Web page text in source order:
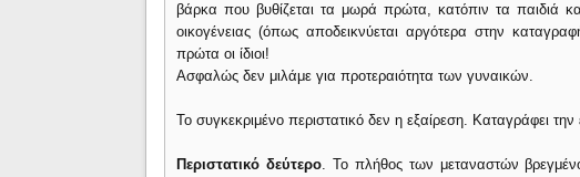
βάρκα που βυθίζεται τα μωρά πρώτα, κατόπιν τα παιδιά
οικογένειας (όπως αποδεικνύεται αργότερα στην
πρώτα οι ίδιοι!
Ασφαλώς δεν μιλάμε για προτεραιότητα των γυναικών.
Το συγκεκριμένο περιστατικό δεν η εξαίρεση. Καταγράφει
Περιστατικό δεύτερο. Το πλήθος των μεταναστών